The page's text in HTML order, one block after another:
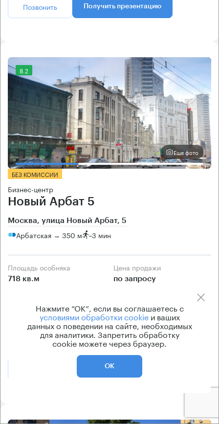
Позвонить Получить презентацию
8.2
Еще фото
БЕЗ КОМИССИИ
Бизнес-центр
Новый Арбат 5
Москва, улица Новый Арбат, 5
Арбатская → 350 м ~3 мин
Площадь особняка
718 кв.м
Цена продажи
по запросу
приточно-вытяжная
Кондиционирование
центральное
Получить презентацию
Нажмите “ОК”, если вы соглашаетесь с
условиями обработки cookieи ваших
данных о поведении на сайте, необходимых
для аналитики. Запретить обработку
cookie можете через браузер.
ОК